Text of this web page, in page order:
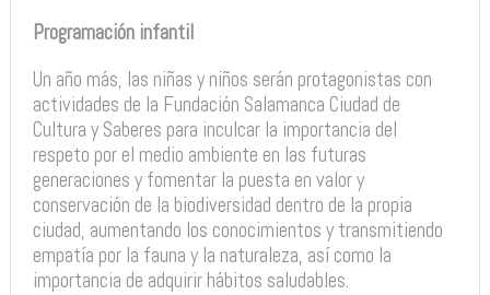
Programación infantil
Un año más, las niñas y niños serán protagonistas con
actividades de la Fundación Salamanca Ciudad de
Cultura y Saberes para inculcar la importancia del
respeto por el medio ambiente en las futuras
generaciones y fomentar la puesta en valor y
conservación de la biodiversidad dentro de la propia
ciudad, aumentando los conocimientos y transmitiendo
empatía por la fauna y la naturaleza, así como la
importancia de adquirir hábitos saludables.